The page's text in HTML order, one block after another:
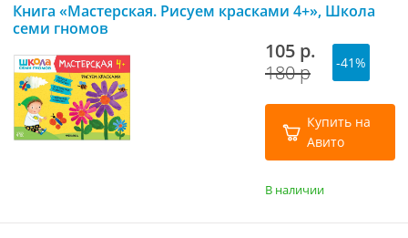
Книга «Мастерская. Рисуем красками 4+», Школа
семи гномов
105 р.
180 р
-41%
Купить на
Авито
В наличии